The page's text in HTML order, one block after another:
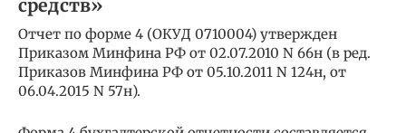
средств»
Отчет по форме 4 (ОКУД 0710004) утвержден
Приказом Минфина РФ от 02.07.2010 N 66н (в ред.
Приказов Минфина РФ от 05.10.2011 N 124н, от
06.04.2015 N 57н).